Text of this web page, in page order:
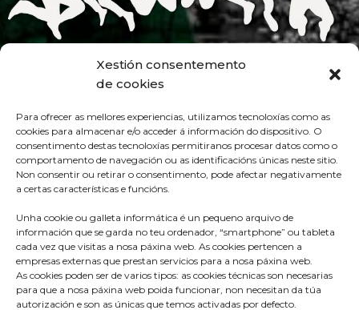
Xestión consentemento
de cookies
Para ofrecer as mellores experiencias, utilizamos tecnoloxías como as
cookies para almacenar e/o acceder á información do dispositivo. O
consentimento destas tecnoloxías permitiranos procesar datos como o
comportamento de navegación ou as identificacións únicas neste sitio.
Non consentir ou retirar o consentimento, pode afectar negativamente
a certas características e funcións.
Unha cookie ou galleta informática é un pequeno arquivo de
información que se garda no teu ordenador, “smartphone” ou tableta
cada vez que visitas a nosa páxina web. As cookies pertencen a
empresas externas que prestan servicios para a nosa páxina web.
As cookies poden ser de varios tipos: as cookies técnicas son necesarias
para que a nosa páxina web poida funcionar, non necesitan da túa
autorización e son as únicas que temos activadas por defecto.
Praza do Concello s/n